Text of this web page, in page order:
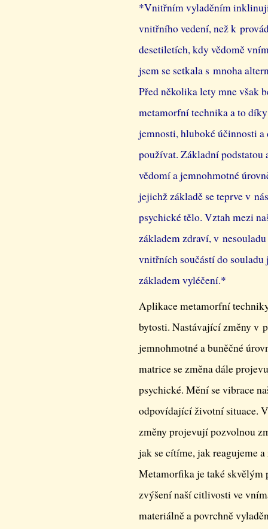
*Vnitřním vyladěním
vnitřního vedení, než k
desetiletích, kdy vědomě
jsem se setkala s mnoha
Před několika lety mne však
metamorfní technika a to
jemnosti, hluboké účinnosti
používat. Základní
vědomí a jemnohmotné
jejichž základě se teprve v
psychické tělo. Vztah mezi
základem zdraví, v
vnitřních součástí do souladu
základem vyléčení.*
Aplikace metamorfní
bytosti. Nastávající změny v
jemnohmotné a buněčné
matrice se změna dále
psychické. Mění se vibrace
odpovídající životní situace.
změny projevují pozvolnou
jak se cítíme, jak reagujeme
Metamorfika je také skvělým
zvýšení naší citlivosti ve
materiálně a povrchně